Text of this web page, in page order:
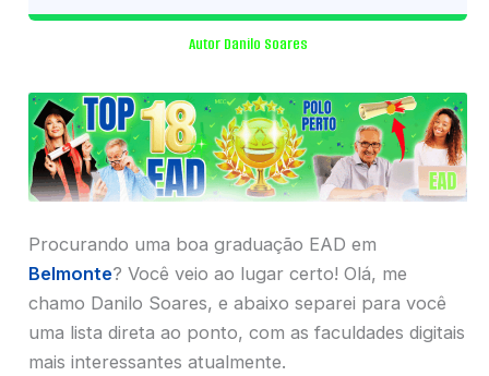
Autor Danilo Soares
Procurando uma boa graduação EAD em
Belmonte? Você veio ao lugar certo! Olá, me
chamo Danilo Soares, e abaixo separei para você
uma lista direta ao ponto, com as faculdades digitais
mais interessantes atualmente.